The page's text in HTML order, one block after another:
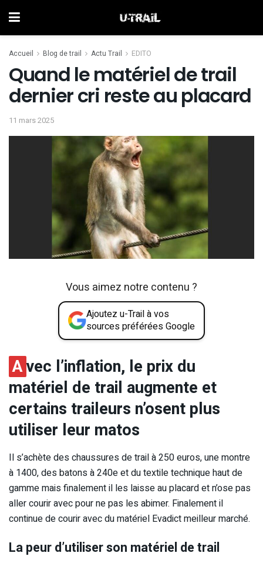
Accueil Blog de trail Actu Trail EDITO
Quand le matériel de trail
dernier cri reste au placard
11 mars 2025
Vous aimez notre contenu ?
Ajoutez u-Trail à vos
sources préférées Google
Avec l’inflation, le prix du
matériel de trail augmente et
certains traileurs n’osent plus
utiliser leur matos
Il s’achète des chaussures de trail à 250 euros, une montre
à 1400, des batons à 240e et du textile technique haut de
gamme mais finalement il les laisse au placard et n’ose pas
aller courir avec pour ne pas les abimer. Finalement il
continue de courir avec du matériel Evadict meilleur marché.
La peur d’utiliser son matériel de trail